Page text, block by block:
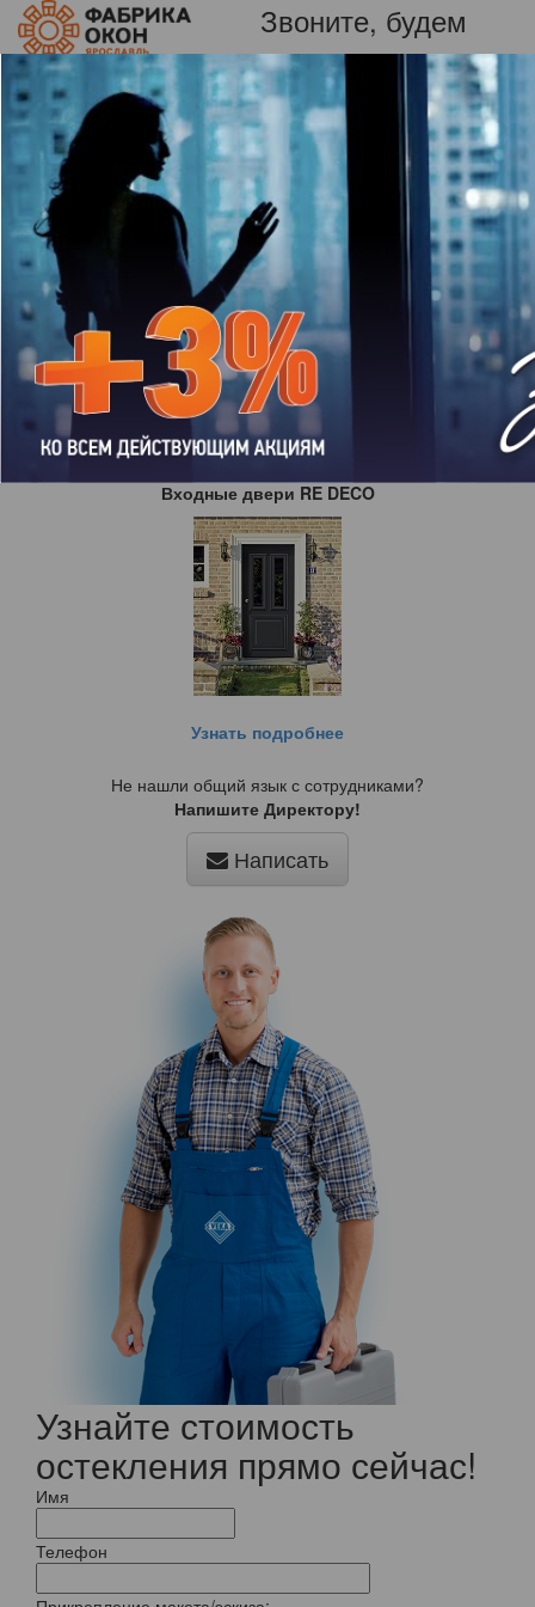
Звоните, будем
рады!+7 (920)
129-94-15
Пн-вс: 09:00-21:00
Пластиковые окна в Ярославле от Фабрики
окон.
Отзыв
Багров Дмитрий Федорович, договор № 3341
Все нормально
К списку отзывов
Входные двери RE DECO
Узнать подробнее
Не нашли общий язык с сотрудниками?
Напишите Директору!
Написать
Узнайте стоимость
остекления прямо сейчас!
Имя
Телефон